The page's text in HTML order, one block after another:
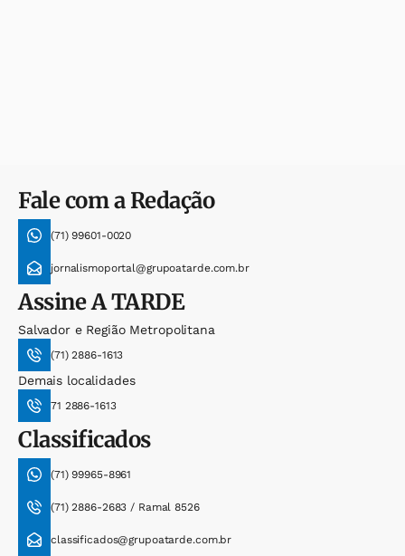
Fale com a Redação
(71) 99601-0020
jornalismoportal@grupoatarde.com.br
AssineA TARDE
Salvador e Região Metropolitana
(71) 2886-1613
Demais localidades
71 2886-1613
Classificados
(71) 99965-8961
(71) 2886-2683 / Ramal 8526
classificados@grupoatarde.com.br